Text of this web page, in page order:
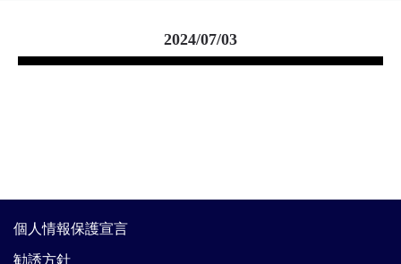
2024/07/03
個人情報保護宣言
勧誘方針